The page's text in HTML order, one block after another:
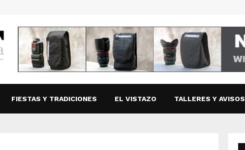
FIESTAS Y TRADICIONES EL VISTAZO TALLERES Y AVISOS